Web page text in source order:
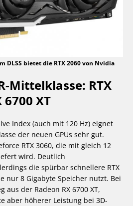
DLSS bietet die RTX 2060 von Nvidia
Mittelklasse: RTX
6700 XT
Index (auch mit 120 Hz) eignet
der neuen GPUs sehr gut.
RTX 3060, die mit gleich 12
wird. Deutlich
die spürbar schnellere RTX
nur 8 Gigabyte Speicher nutzt. Bei
aus der Radeon RX 6700 XT,
aber höherer Leistung bei 3D-